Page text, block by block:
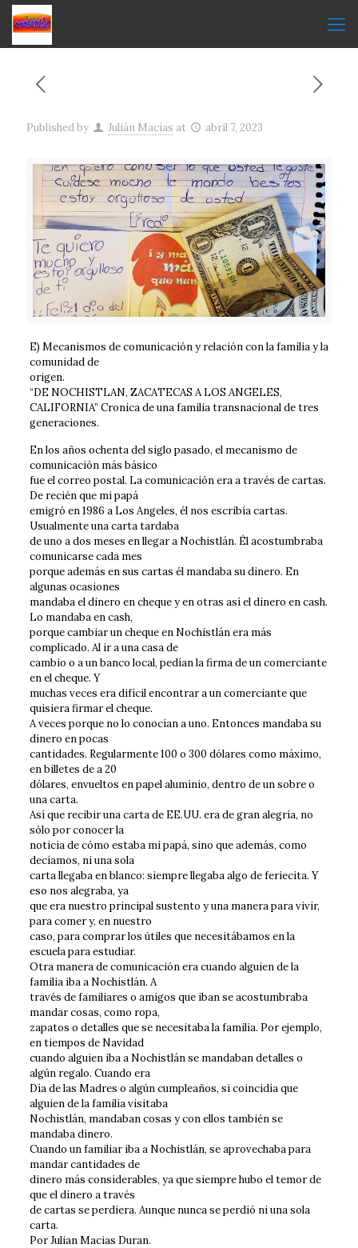
Published by Julián Macías at abril 7, 2023
E) Mecanismos de comunicación y relación con la familia y la
comunidad de
origen.
“DE NOCHISTLAN, ZACATECAS A LOS ANGELES,
CALIFORNIA” Cronica de una familia transnacional de tres
generaciones.
En los años ochenta del siglo pasado, el mecanismo de
comunicación más básico
fue el correo postal. La comunicación era a través de cartas.
De recién que mi papá
emigró en 1986 a Los Angeles, él nos escribía cartas.
Usualmente una carta tardaba
de uno a dos meses en llegar a Nochistlán. Él acostumbraba
comunicarse cada mes
porque además en sus cartas él mandaba su dinero. En
algunas ocasiones
mandaba el dinero en cheque y en otras así el dinero en cash.
Lo mandaba en cash,
porque cambiar un cheque en Nochistlán era más
complicado. Al ir a una casa de
cambio o a un banco local, pedían la firma de un comerciante
en el cheque. Y
muchas veces era difícil encontrar a un comerciante que
quisiera firmar el cheque.
A veces porque no lo conocían a uno. Entonces mandaba su
dinero en pocas
cantidades. Regularmente 100 o 300 dólares como máximo,
en billetes de a 20
dólares, envueltos en papel aluminio, dentro de un sobre o
una carta.
Así que recibir una carta de EE.UU. era de gran alegría, no
sólo por conocer la
noticia de cómo estaba mi papá, sino que además, como
decíamos, ni una sola
carta llegaba en blanco: siempre llegaba algo de feriecita. Y
eso nos alegraba, ya
que era nuestro principal sustento y una manera para vivir,
para comer y, en nuestro
caso, para comprar los útiles que necesitábamos en la
escuela para estudiar.
Otra manera de comunicación era cuando alguien de la
familia iba a Nochistlán. A
través de familiares o amigos que iban se acostumbraba
mandar cosas, como ropa,
zapatos o detalles que se necesitaba la familia. Por ejemplo,
en tiempos de Navidad
cuando alguien iba a Nochistlán se mandaban detalles o
algún regalo. Cuando era
Día de las Madres o algún cumpleaños, si coincidía que
alguien de la familia visitaba
Nochistlán, mandaban cosas y con ellos también se
mandaba dinero.
Cuando un familiar iba a Nochistlán, se aprovechaba para
mandar cantidades de
dinero más considerables, ya que siempre hubo el temor de
que el dinero a través
de cartas se perdiera. Aunque nunca se perdió ni una sola
carta.
Por Julian Macias Duran.